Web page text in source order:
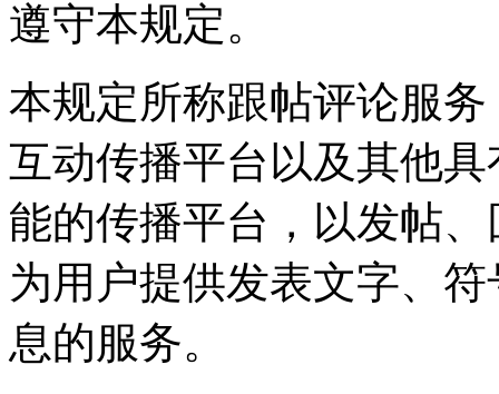
遵守本规定。
本规定所称跟帖评论服
互动传播平台以及其他
能的传播平台，以发帖
为用户提供发表文字、
息的服务。